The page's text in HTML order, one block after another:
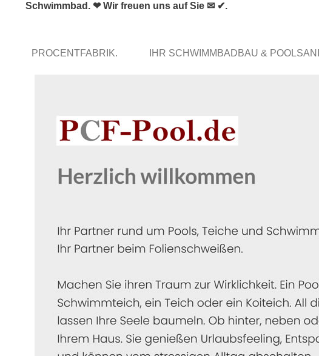
Schwimmbad. ❤ Wir freuen uns auf Sie ✉ ✔.
PROCENTFABRIK. IHR SCHWIMMBADBAU &